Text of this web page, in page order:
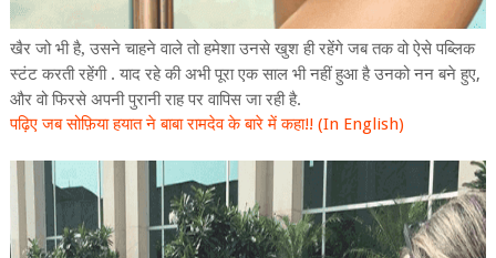
खैर जो भी है, उसने चाहने वाले तो हमेशा उनसे खुश ही रहेंगे जब तक वो ऐसे पब्लिक
स्टंट करती रहेंगी. याद रहे की अभी पूरा एक साल भी नहीं हुआ है उनको नन बने हुए,
और वो फिरसे अपनी पुरानी राह पर वापिस जा रही है.
पढ़िए जब सोफ़िया हयात ने बाबा रामदेव के बारे में कहा!! (In English)